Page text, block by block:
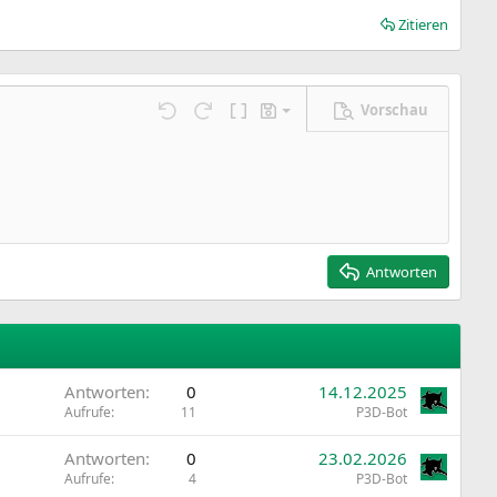
Zitieren
Rückgängig
Wiederholen
BBCode umschalten
Entwürfe
Entwurf speichern
Vorschau
Antworten
Antworten 0
Aufrufe 11
14.12.2025
P3D-Bot
Antworten 0
Aufrufe 4
23.02.2026
P3D-Bot